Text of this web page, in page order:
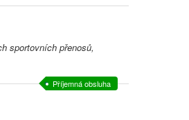
sportovních přenosů,
Příjemná obsluha